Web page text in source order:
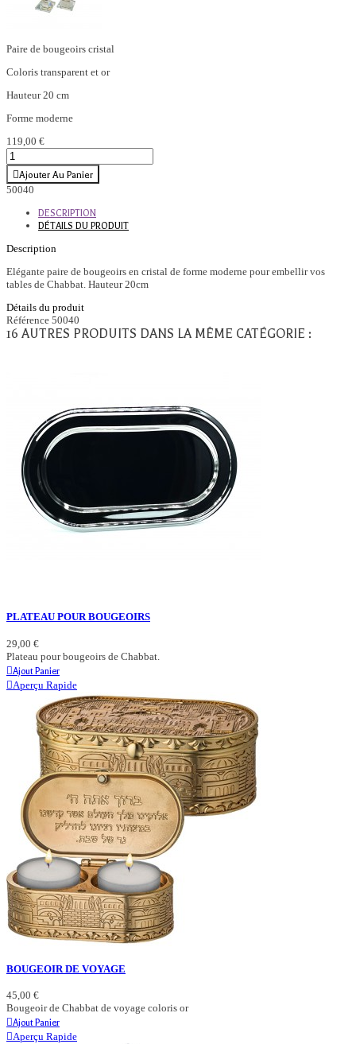
Paire de bougeoirs cristal
Coloris transparent et or
Hauteur 20 cm
Forme moderne
119,00 €
Ajouter Au Panier
50040
DESCRIPTION
DÉTAILS DU PRODUIT
Description
Elégante paire de bougeoirs en cristal de forme moderne pour embellir vos
tables de Chabbat. Hauteur 20cm
Détails du produit
Référence 50040
16 AUTRES PRODUITS DANS LA MÊME CATÉGORIE :
PLATEAU POUR BOUGEOIRS
29,00 €
Plateau pour bougeoirs de Chabbat.
Ajout Panier
Aperçu Rapide
BOUGEOIR DE VOYAGE
45,00 €
Bougeoir de Chabbat de voyage coloris or
Ajout Panier
Aperçu Rapide